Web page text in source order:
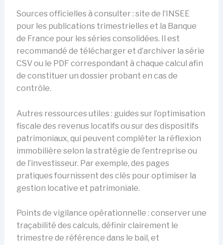
Sources officielles à consulter : site de l’INSEE
pour les publications trimestrielles et la Banque
de France pour les séries consolidées. Il est
recommandé de télécharger et d’archiver la série
CSV ou le PDF correspondant à chaque calcul afin
de constituer un dossier probant en cas de
contrôle.
Autres ressources utiles : guides sur l’optimisation
fiscale des revenus locatifs ou sur des dispositifs
patrimoniaux, qui peuvent compléter la réflexion
immobilière selon la stratégie de l’entreprise ou
de l’investisseur. Par exemple, des pages
pratiques fournissent des clés pour optimiser la
gestion locative et patrimoniale.
Points de vigilance opérationnelle : conserver une
traçabilité des calculs, définir clairement le
trimestre de référence dans le bail, et